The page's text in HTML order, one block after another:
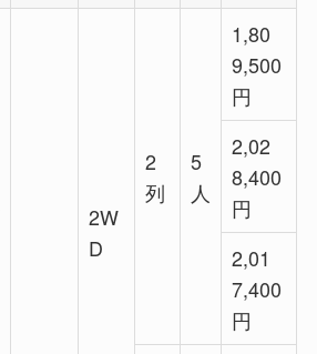
2W
D
2
列
5
人
1,80
9,500
円
2,02
8,400
円
2,01
7,400
円